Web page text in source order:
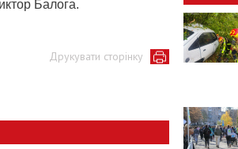
Балога.
Друкувати сторінку